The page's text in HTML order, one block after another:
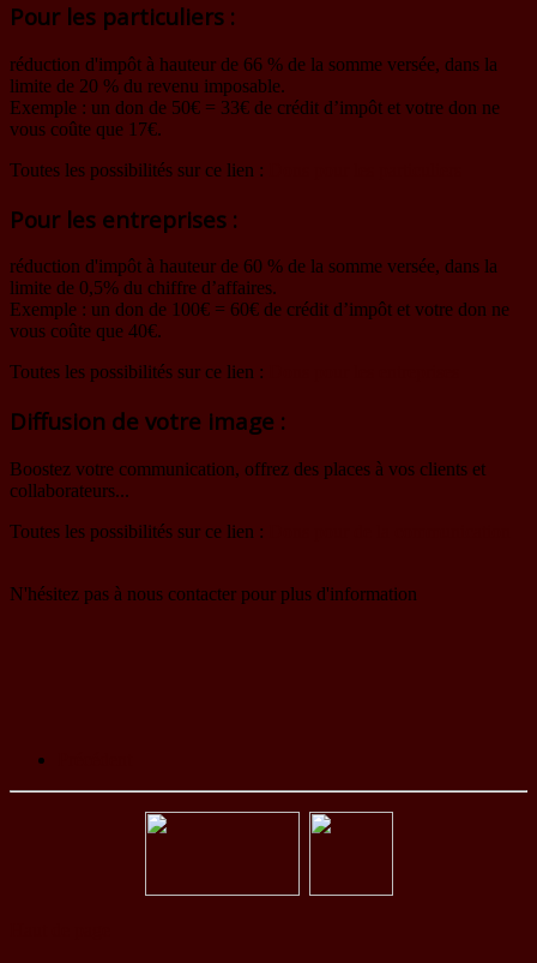
Pour les particuliers :
réduction d'impôt à hauteur de 66 % de la somme versée, dans la
limite de 20 % du revenu imposable.
Exemple : un don de 50€ = 33€ de crédit d’impôt et votre don ne
vous coûte que 17€.
Toutes les possibilités sur ce lien :
Pour les entreprises :
réduction d'impôt à hauteur de 60 % de la somme versée, dans la
limite de 0,5% du chiffre d’affaires.
Exemple : un don de 100€ = 60€ de crédit d’impôt et votre don ne
vous coûte que 40€.
Toutes les possibilités sur ce lien :
Diffusion de votre image :
Boostez votre communication, offrez des places à vos clients et
collaborateurs...
Toutes les possibilités sur ce lien :
N'hésitez pas à nous contacter pour plus d'information